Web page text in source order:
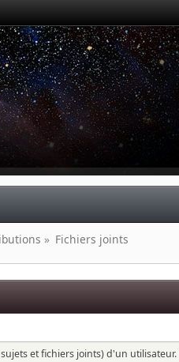
» Fichiers joints
et fichiers joints) d'un